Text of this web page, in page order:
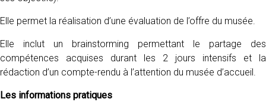
Elle permet la réalisation d’une évaluation de l’offre du musée.
Elle inclut un brainstorming permettant le partage des
compétences acquises durant les 2 jours intensifs et la
rédaction d’un compte-rendu à l’attention du musée d’accueil.
Les informations pratiques